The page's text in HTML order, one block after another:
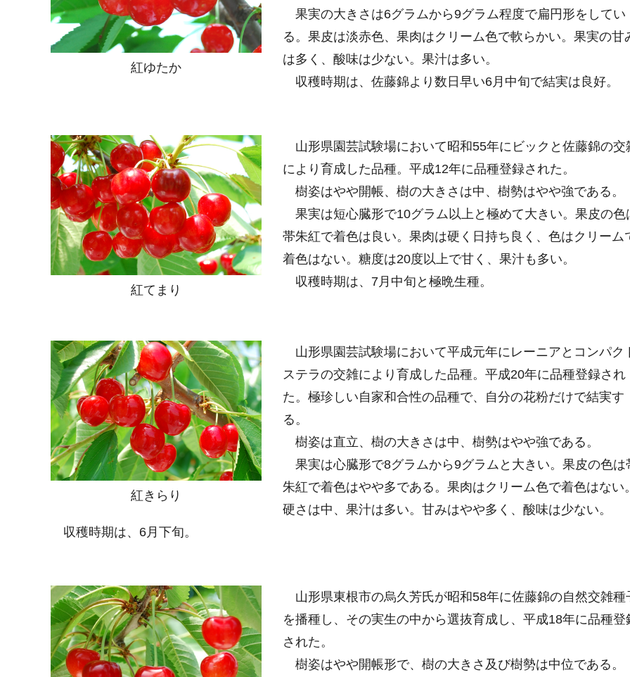
紅ゆたか
果実の大きさは6グラムから9グラム程度で扁円形をしてい
る。果皮は淡赤色、果肉はクリーム色で軟らかい。果実の甘
は多く、酸味は少ない。果汁は多い。
収穫時期は、佐藤錦より数日早い6月中旬で結実は良好。
紅てまり
山形県園芸試験場において昭和55年にビックと佐藤錦の交
により育成した品種。平成12年に品種登録された。
樹姿はやや開帳、樹の大きさは中、樹勢はやや強である。
果実は短心臓形で10グラム以上と極めて大きい。果皮の色
帯朱紅で着色は良い。果肉は硬く日持ち良く、色はクリーム
着色はない。糖度は20度以上で甘く、果汁も多い。
収穫時期は、7月中旬と極晩生種。
紅きらり
山形県園芸試験場において平成元年にレーニアとコンパク
ステラの交雑により育成した品種。平成20年に品種登録され
た。極珍しい自家和合性の品種で、自分の花粉だけで結実す
る。
樹姿は直立、樹の大きさは中、樹勢はやや強である。
果実は心臓形で8グラムから9グラムと大きい。果皮の色は
朱紅で着色はやや多である。果肉はクリーム色で着色はない。
硬さは中、果汁は多い。甘みはやや多く、酸味は少ない。
収穫時期は、6月下旬。
山形県東根市の烏久芳氏が昭和58年に佐藤錦の自然交雑種
を播種し、その実生の中から選抜育成し、平成18年に品種登
された。
樹姿はやや開帳形で、樹の大きさ及び樹勢は中位である。